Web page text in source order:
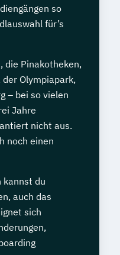
so
für’s
die Pinakotheken,
Olympiapark,
– bei so vielen
Jahre
nicht aus.
noch einen
kannst du
auch das
sich